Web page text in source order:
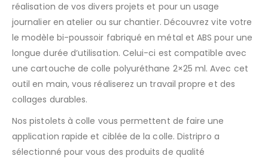
réalisation de vos divers projets et pour un usage
journalier en atelier ou sur chantier. Découvrez vite votre
le modèle bi-poussoir fabriqué en métal et ABS pour une
longue durée d’utilisation. Celui-ci est compatible avec
une cartouche de colle polyuréthane 2×25 ml. Avec cet
outil en main, vous réaliserez un travail propre et des
collages durables.
Nos pistolets à colle vous permettent de faire une
application rapide et ciblée de la colle. Distripro a
sélectionné pour vous des produits de qualité